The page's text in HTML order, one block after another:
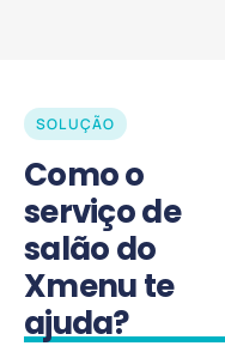
SOLUÇÃO
Como o
serviço de
salão do
Xmenu te
ajuda?